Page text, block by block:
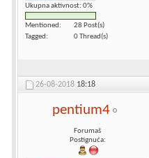
Ukupna aktivnost: 0%
Mentioned
28 Post(s)
Tagged
0 Thread(s)
26-08-2018 18:18
pentium4
Forumaš
Postignuća: